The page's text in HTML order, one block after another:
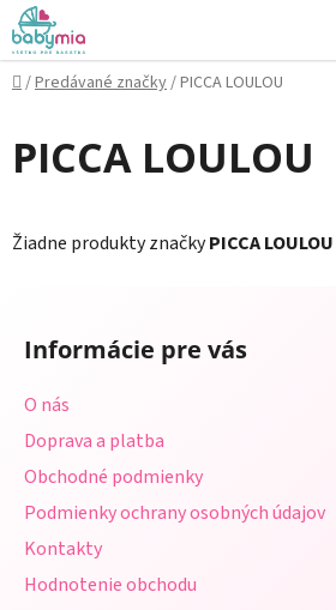
Prejsť
na
obsah
Domov
/Predávané značky/PICCA LOULOU
PICCA LOULOU
Žiadne produkty značkyPICCA LOULOU
Informácie pre vás
O nás
Doprava a platba
Obchodné podmienky
Podmienky ochrany osobných údajov
Kontakty
Hodnotenie obchodu